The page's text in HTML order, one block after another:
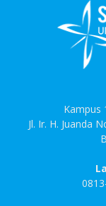
Kampus
Jl. Ir. H. Juanda